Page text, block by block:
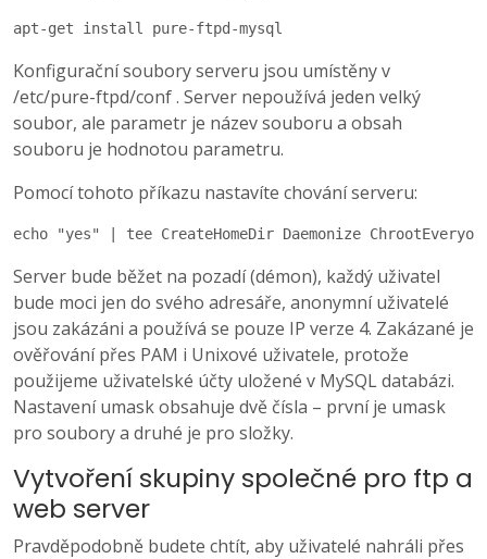
apt-get install pure-ftpd-mysql
Konfigurační soubory serveru jsou umístěny v
/etc/pure-ftpd/conf . Server nepoužívá jeden velký
soubor, ale parametr je název souboru a obsah
souboru je hodnotou parametru.
Pomocí tohoto příkazu nastavíte chování serveru:
echo "yes" | tee CreateHomeDir Daemonize
Server bude běžet na pozadí (démon), každý uživatel
bude moci jen do svého adresáře, anonymní uživatelé
jsou zakázáni a používá se pouze IP verze 4. Zakázané je
ověřování přes PAM i Unixové uživatele, protože
použijeme uživatelské účty uložené v MySQL databázi.
Nastavení umask obsahuje dvě čísla – první je umask
pro soubory a druhé je pro složky.
Vytvoření skupiny společné pro ftp a
web server
Pravděpodobně budete chtít, aby uživatelé nahráli přes